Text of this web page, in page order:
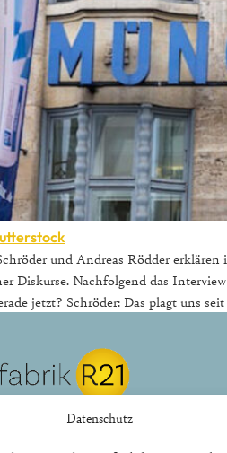
Datenschutz
und Andreas Rödder
Diskurse. Nachfolgend das
jetzt? Schröder: Das plagt uns